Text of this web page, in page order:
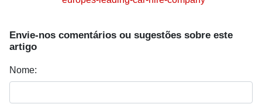
Envie-nos comentários ou sugestões sobre este
artigo
Nome: